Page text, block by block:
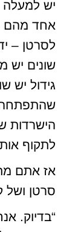
לסרטן –
שונים יש
גידול יש
שהתפתחה
הישרדות
לתקוף
אז אתם
סרטן ושל
“בדיוק.